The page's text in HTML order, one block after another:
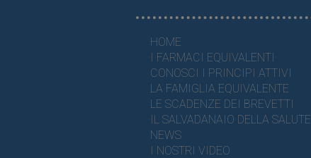
HOME
I FARMACI EQUIVALENTI
CONOSCI I PRINCIPI ATTIVI
LA FAMIGLIA EQUIVALENTE
LE SCADENZE DEI BREVETTI
IL SALVADANAIO DELLA SALUTE
NEWS
I NOSTRI VIDEO